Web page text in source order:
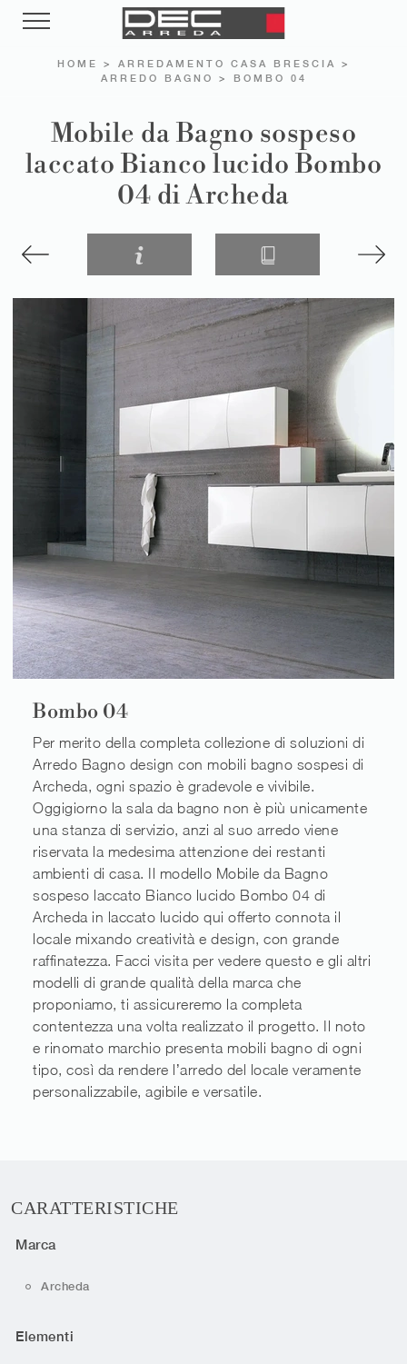
HOME > ARREDAMENTO CASA BRESCIA
>
ARREDO BAGNO
> BOMBO 04
Mobile da Bagno sospeso
laccato Bianco lucido Bombo
04 di Archeda
Bombo 04
Per merito della completa collezione di soluzioni di
Arredo Bagno design con mobili bagno sospesi di
Archeda, ogni spazio è gradevole e vivibile.
Oggigiorno la sala da bagno non è più unicamente
una stanza di servizio, anzi al suo arredo viene
riservata la medesima attenzione dei restanti
ambienti di casa. Il modello Mobile da Bagno
sospeso laccato Bianco lucido Bombo 04 di
Archeda in laccato lucido qui offerto connota il
locale mixando creatività e design, con grande
raffinatezza. Facci visita per vedere questo e gli altri
modelli di grande qualità della marca che
proponiamo, ti assicureremo la completa
contentezza una volta realizzato il progetto. Il noto
e rinomato marchio presenta mobili bagno di ogni
tipo, così da rendere l’arredo del locale veramente
personalizzabile, agibile e versatile.
CARATTERISTICHE
Marca
Archeda
Elementi